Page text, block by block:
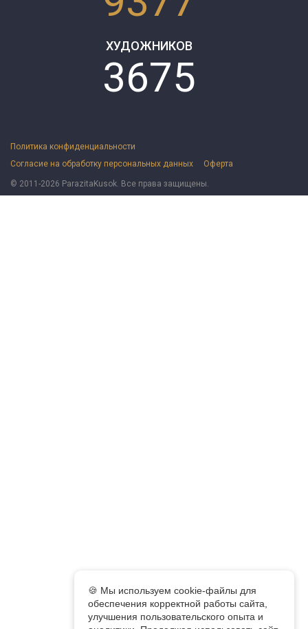
ХУДОЖНИКОВ
3675
🍪 Мы используем cookie-файлы для
обеспечения корректной работы сайта,
улучшения пользовательского опыта и
Политика конфиденциальности
Согласие на обработку персональных данных
Оферта
© 2011-2026 ParazitaKusok. Все права защищены.